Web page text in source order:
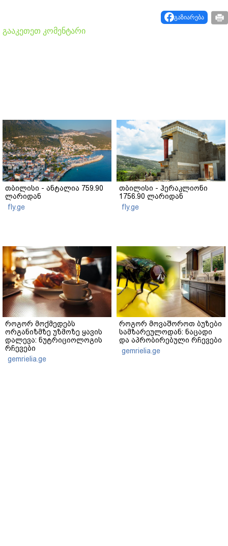
გაზიარება
გააკეთეთ კომენტარი
თბილისი - ანტალია 759.90
ლარიდან
fly.ge
თბილისი - ჰერაკლიონი
1756.90 ლარიდან
fly.ge
როგორ მოქმედებს
ორგანიზმზე უზმოზე ყავის
დალევა: ნუტრიციოლოგის
რჩევები
gemrielia.ge
როგორ მოვაშოროთ ბუზები
სამზარეულოდან: ნაცადი
და აპრობირებული რჩევები
gemrielia.ge